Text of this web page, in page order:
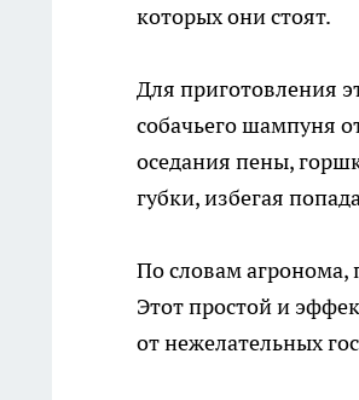
которых они стоят.
Для приготовления
собачьего шампуня
оседания пены,
губки, избегая
По словам агронома,
Этот простой и
от нежелательных